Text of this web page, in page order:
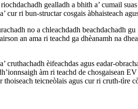
gealladh a bhith a’ cumail
cur ri bun-structar cosgais àbhaisteach
no a chleachdadh beachdachadh
an ama ri teachd ga dhèanamh na
èifeachdas agus eadar-
àm ri teachd de chosgaisean
teicneòlais agus cur ri cruth-tìre